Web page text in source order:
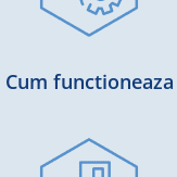
Cum functioneaza